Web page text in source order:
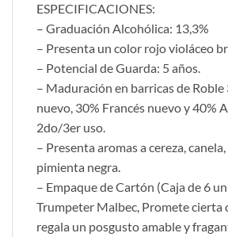
ESPECIFICACIONES:
– Graduación Alcohólica: 13,3%
– Presenta un color rojo violáceo
– Potencial de Guarda: 5 años.
– Maduración en barricas de
nuevo, 30% Francés nuevo y 40%
2do/3er uso.
– Presenta aromas a cereza,
pimienta negra.
– Empaque de Cartón (Caja de 6
Trumpeter Malbec, Promete cierta
regala un posgusto amable y